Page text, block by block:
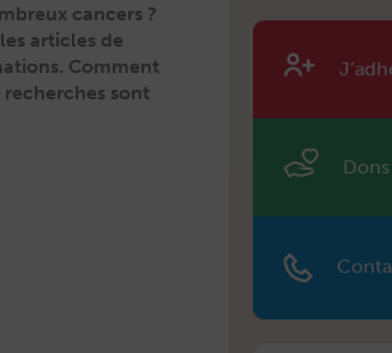
can­cers ?
arti­cles de
Com­ment
recherch­es sont
Dons